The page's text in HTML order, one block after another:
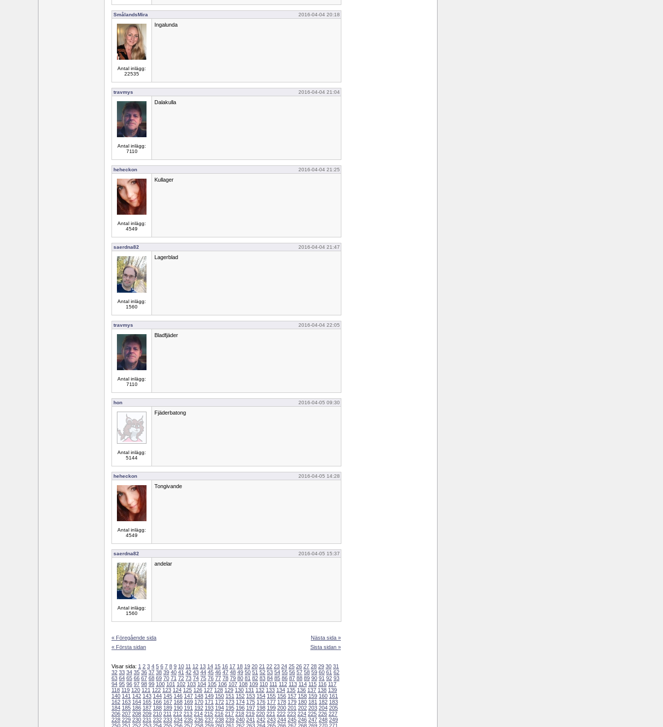
SmålandsMira 2016-04-04 20:18
Antal inlägg:
22535
Ingalunda
travmys 2016-04-04 21:04
Antal inlägg:
7110
Dalakulla
heheckon 2016-04-04 21:25
Antal inlägg:
4549
Kullager
saerdna82 2016-04-04 21:47
Antal inlägg:
1560
Lagerblad
travmys 2016-04-04 22:05
Antal inlägg:
7110
Bladfjäder
hon 2016-04-05 09:30
Antal inlägg:
5144
Fjäderbatong
heheckon 2016-04-05 14:28
Antal inlägg:
4549
Tongivande
saerdna82 2016-04-05 15:37
Antal inlägg:
1560
andelar
« Föregående sida
« Första sidan
Nästa sida »
Sista sidan »
Visar sida: 1 2 3 4 5 6 7 8 9 10 11 12 13 14 15 16 17 18 19 20 21 22 23 24 25 26 27 28 29 30 31
32 33 34 35 36 37 38 39 40 41 42 43 44 45 46 47 48 49 50 51 52 53 54 55 56 57 58 59 60 61 62
63 64 65 66 67 68 69 70 71 72 73 74 75 76 77 78 79 80 81 82 83 84 85 86 87 88 89 90 91 92 93
94 95 96 97 98 99 100 101 102 103 104 105 106 107 108 109 110 111 112 113 114 115 116 117
118 119 120 121 122 123 124 125 126 127 128 129 130 131 132 133 134 135 136 137 138 139
140 141 142 143 144 145 146 147 148 149 150 151 152 153 154 155 156 157 158 159 160 161
162 163 164 165 166 167 168 169 170 171 172 173 174 175 176 177 178 179 180 181 182 183
184 185 186 187 188 189 190 191 192 193 194 195 196 197 198 199 200 201 202 203 204 205
206 207 208 209 210 211 212 213 214 215 216 217 218 219 220 221 222 223 224 225 226 227
228 229 230 231 232 233 234 235 236 237 238 239 240 241 242 243 244 245 246 247 248 249
250 251 252 253 254 255 256 257 258 259 260 261 262 263 264 265 266 267 268 269 270 271